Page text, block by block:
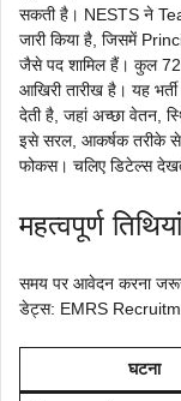
सकती है। NESTS ने
जारी किया है, जिसमें
जैसे पद शामिल हैं। कुल
आखिरी तारीख है। यह
देती है, जहां अच्छा वेतन,
इसे सरल, आकर्षक तरीके से
फोकस। चलिए डिटेल्स
महत्वपूर्ण तिथियां
समय पर आवेदन करना
डेट्स: EMRS
घटना